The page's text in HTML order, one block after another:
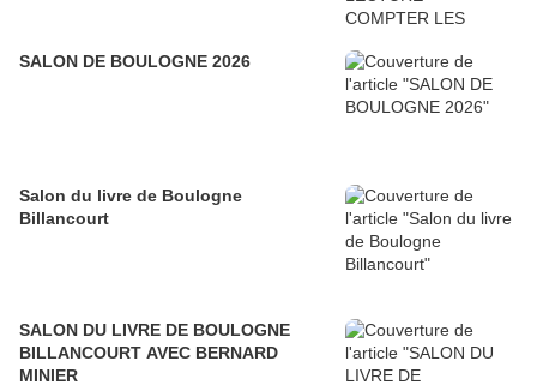
SALON DE BOULOGNE 2026
Salon du livre de Boulogne
Billancourt
SALON DU LIVRE DE BOULOGNE
BILLANCOURT AVEC BERNARD
MINIER